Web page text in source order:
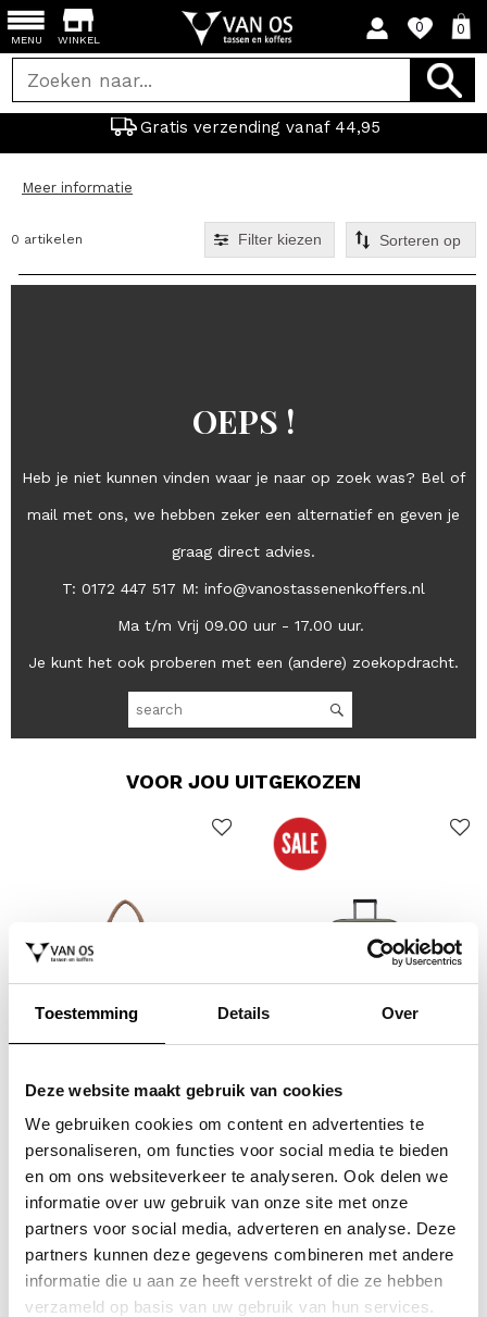
Toestemming Details Over
Deze website maakt gebruik van cookies
We gebruiken cookies om content en advertenties te
personaliseren, om functies voor social media te bieden
en om ons websiteverkeer te analyseren. Ook delen we
informatie over uw gebruik van onze site met onze
partners voor social media, adverteren en analyse. Deze
partners kunnen deze gegevens combineren met andere
informatie die u aan ze heeft verstrekt of die ze hebben
verzameld op basis van uw gebruik van hun services.
WINKEL
0 0
Gratis verzending vanaf 44,95
MENU
Meer informatie
0 artikelen Filter kiezen
OEPS !
Heb je niet kunnen vinden waar je naar op zoek was? Bel of
mail met ons, we hebben zeker een alternatief en geven je
graag direct advies.
T: 0172 447 517 M: info@vanostassenenkoffers.nl
Ma t/m Vrij 09.00 uur - 17.00 uur.
Je kunt het ook proberen met een (andere) zoekopdracht.
VOOR JOU UITGEKOZEN
grote schoudertas /
handtas dames birina
49,95
koffer / trolley /
reiskoffer 75 cm (large)
s'cure
VAN 249,00VOOR 159,00
POPULAIRE EN BEST VERKOCHT